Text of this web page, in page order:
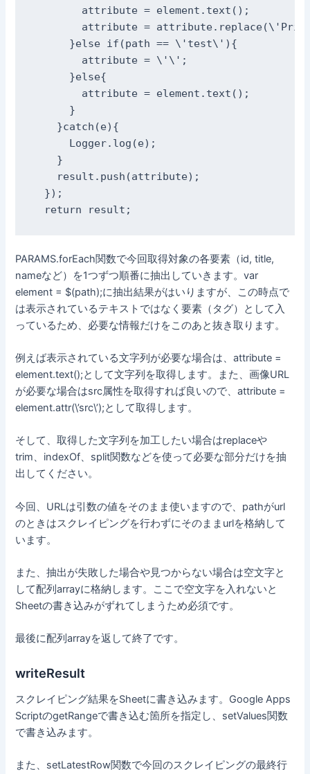
        attribute = element.text();
attribute =
      }else if(path == \'test\'){
        attribute = \'\';
      }else{
        attribute = element.text();
      }
    }catch(e){
      Logger.log(e);
    }
    result.push(attribute);
  });
  return result;
PARAMS.forEach関数で今回取得対象の各要素（id, title,
nameなど）を1つずつ順番に抽出していきます。var
element = $(path);に抽出結果がはいりますが、この時点で
は表示されているテキストではなく要素（タグ）として入
っているため、必要な情報だけをこのあと抜き取ります。
例えば表示されている文字列が必要な場合は、attribute =
element.text();として文字列を取得します。また、画像URL
が必要な場合はsrc属性を取得すれば良いので、attribute =
element.attr(\’src\’);として取得します。
そして、取得した文字列を加工したい場合はreplaceや
trim、indexOf、split関数などを使って必要な部分だけを抽
出してください。
今回、URLは引数の値をそのまま使いますので、pathがurl
のときはスクレイピングを行わずにそのままurlを格納して
います。
また、抽出が失敗した場合や見つからない場合は空文字と
して配列arrayに格納します。ここで空文字を入れないと
Sheetの書き込みがずれてしまうため必須です。
最後に配列arrayを返して終了です。
writeResult
スクレイピング結果をSheetに書き込みます。Google Apps
ScriptのgetRangeで書き込む箇所を指定し、setValues関数
で書き込みます。
また、setLatestRow関数で今回のスクレイピングの最終行